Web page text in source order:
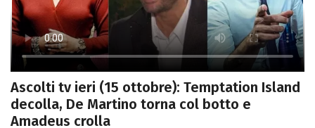
Ascolti tv ieri (15 ottobre): Temptation Island
decolla, De Martino torna col botto e
Amadeus crolla